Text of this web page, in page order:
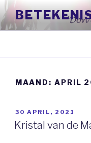
Naar
de
inhoud
MAAND: APRIL
GEPLAATST
OP
30 APRIL, 2021
Kristal van de